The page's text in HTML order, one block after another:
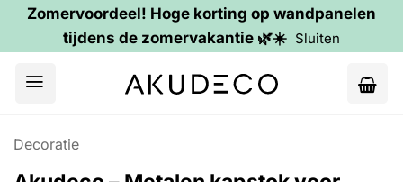
Zomervoordeel! Hoge korting op wandpanelen
tijdens de zomervakantie 🌿☀️ Sluiten
naar
Decoratie